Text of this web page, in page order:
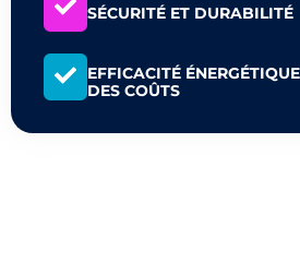
SÉCURITÉ ET DURABILITÉ
EFFICACITÉ
DES COÛTS